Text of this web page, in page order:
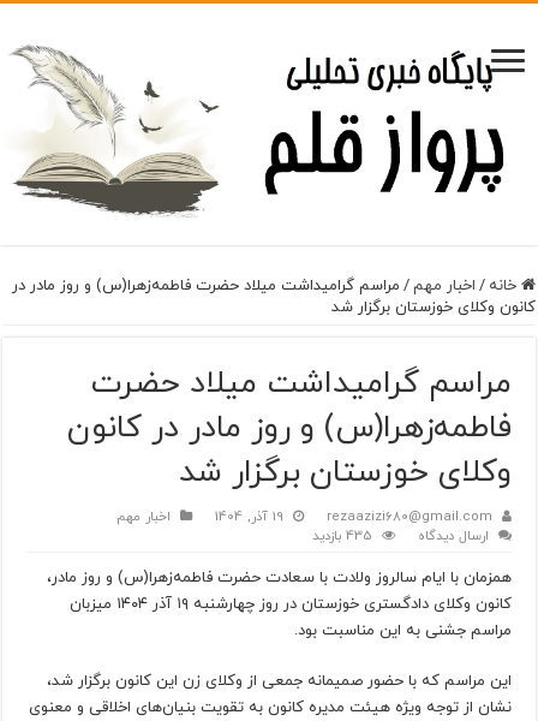
خانه / اخبار مهم/ مراسم گرامیداشت میلاد حضرت فاطمه‌زهرا(س) و روز مادر در
کانون وکلای خوزستان برگزار شد
مراسم گرامیداشت میلاد حضرت
فاطمه‌زهرا(س) و روز مادر در کانون
وکلای خوزستان برگزار شد
rezaazizi680@gmail.com 19 آذر, 1404
اخبار مهم
ارسال دیدگاه
435 بازدید
همزمان با ایام سالروز ولادت با سعادت حضرت فاطمه‌زهرا(س) و روز مادر،
کانون وکلای دادگستری خوزستان در روز چهارشنبه ۱۹ آذر ۱۴۰۴ میزبان
مراسم جشنی به این مناسبت بود.
این مراسم که با حضور صمیمانه جمعی از وکلای زن این کانون برگزار شد،
نشان از توجه ویژه هیئت مدیره کانون به تقویت بنیان‌های اخلاقی و معنوی